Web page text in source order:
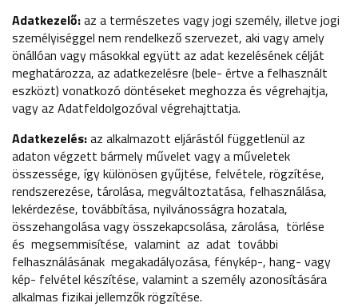
Adatkezelő:az a természetes vagy jogi személy, illetve jogi
személyiséggel nem rendelkező szervezet, aki vagy amely
önállóan vagy másokkal együtt az adat kezelésének célját
meghatározza, az adatkezelésre (bele- értve a felhasznált
eszközt) vonatkozó döntéseket meghozza és végrehajtja,
vagy az Adatfeldolgozóval végrehajttatja.
Adatkezelés:az alkalmazott eljárástól függetlenül az
adaton végzett bármely művelet vagy a műveletek
összessége, így különösen gyűjtése, felvétele, rögzítése,
rendszerezése, tárolása, megváltoztatása, felhasználása,
lekérdezése, továbbítása, nyilvánosságra hozatala,
összehangolása vagy összekapcsolása, zárolása, törlése
és megsemmisítése, valamint az adat további
felhasználásának megakadályozása, fénykép-, hang- vagy
kép- felvétel készítése, valamint a személy azonosítására
alkalmas fizikai jellemzők rögzítése.